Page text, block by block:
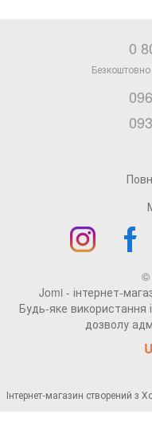
0
©
Jomi - інтернет-
Будь-яке використання
дозволу
Інтернет-магазин створений з